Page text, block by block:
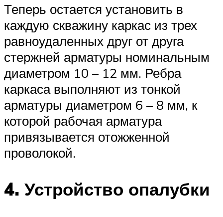
Теперь остается установить в
каждую скважину каркас из трех
равноудаленных друг от друга
стержней арматуры номинальным
диаметром 10 – 12 мм. Ребра
каркаса выполняют из тонкой
арматуры диаметром 6 – 8 мм, к
которой рабочая арматура
привязывается отожженной
проволокой.
4. Устройство опалубки